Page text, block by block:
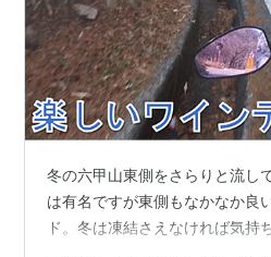
冬の六甲山東側をさらりと流し
は有名ですが東側もなかなか良
ド。冬は凍結さえなければ気持